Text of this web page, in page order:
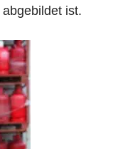
abgebildet ist.